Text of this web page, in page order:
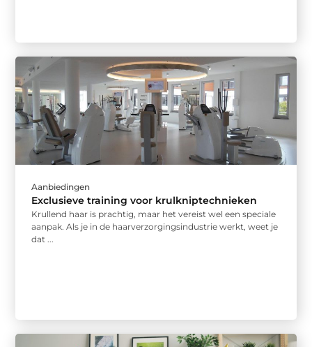
Aanbiedingen
Exclusieve training voor krulkniptechnieken
Krullend haar is prachtig, maar het vereist wel een speciale
aanpak. Als je in de haarverzorgingsindustrie werkt, weet je
dat ...